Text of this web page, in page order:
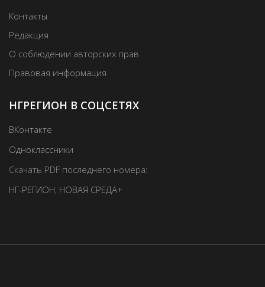
Контакты
Редакция
О соблюдении авторских прав
Правовая информация
НГРЕГИОН В СОЦСЕТЯХ
ВКонтакте
Одноклассники
Скачать PDF последнего номера:
НГ-РЕГИОН, НОВАЯ СРЕДА+